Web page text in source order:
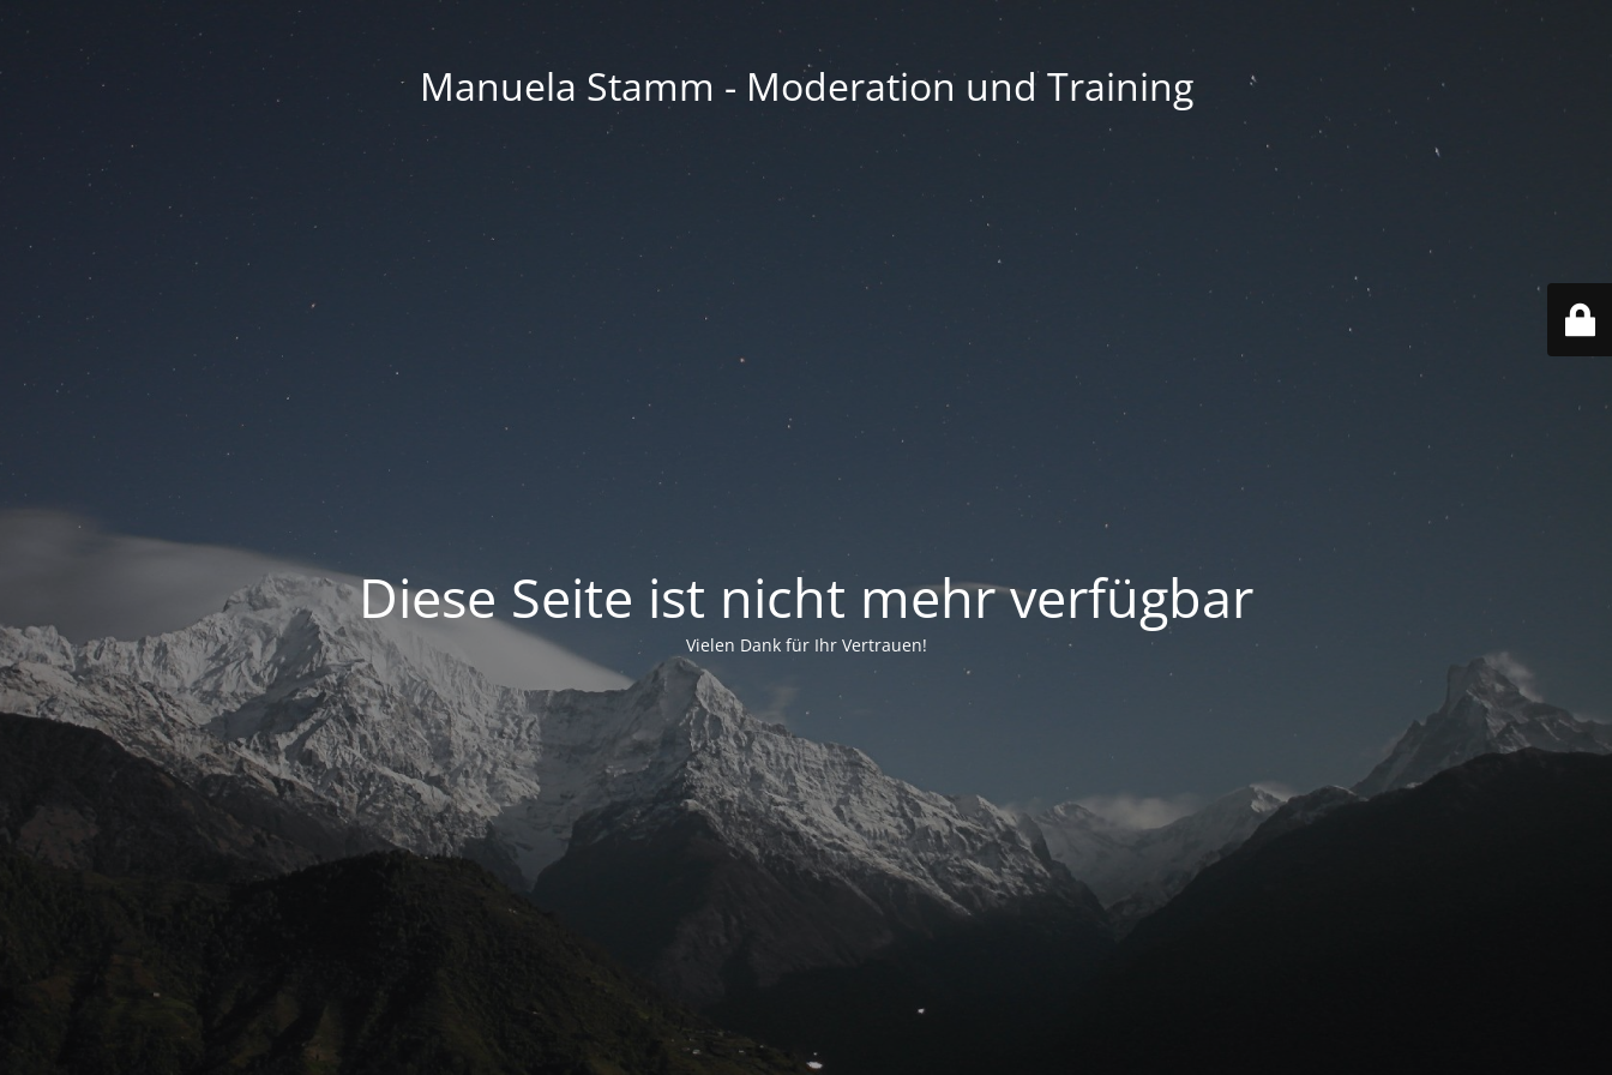
Manuela Stamm - Moderation und Training
Diese Seite ist nicht mehr verfügbar
Vielen Dank für Ihr Vertrauen!